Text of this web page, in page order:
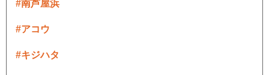
#南芦屋浜
#アコウ
#キジハタ